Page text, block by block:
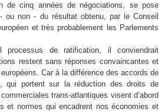
de cinq années de négociations, se pose
ou non - du résultat obtenu, par le Conseil
et très probablement les Parlements
processus de ratification, il conviendrait
restent sans réponses convaincantes et
Car à la différence des accords de
qui portent sur la réduction des droits de
trans-atlantiques visent d’abord
et normes qui encadrent nos économies et